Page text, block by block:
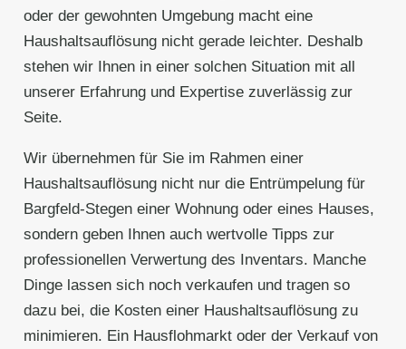
oder der gewohnten Umgebung macht eine
Haushaltsauflösung nicht gerade leichter. Deshalb
stehen wir Ihnen in einer solchen Situation mit all
unserer Erfahrung und Expertise zuverlässig zur
Seite.
Wir übernehmen für Sie im Rahmen einer
Haushaltsauflösung nicht nur die Entrümpelung für
Bargfeld-Stegen einer Wohnung oder eines Hauses,
sondern geben Ihnen auch wertvolle Tipps zur
professionellen Verwertung des Inventars. Manche
Dinge lassen sich noch verkaufen und tragen so
dazu bei, die Kosten einer Haushaltsauflösung zu
minimieren. Ein Hausflohmarkt oder der Verkauf von